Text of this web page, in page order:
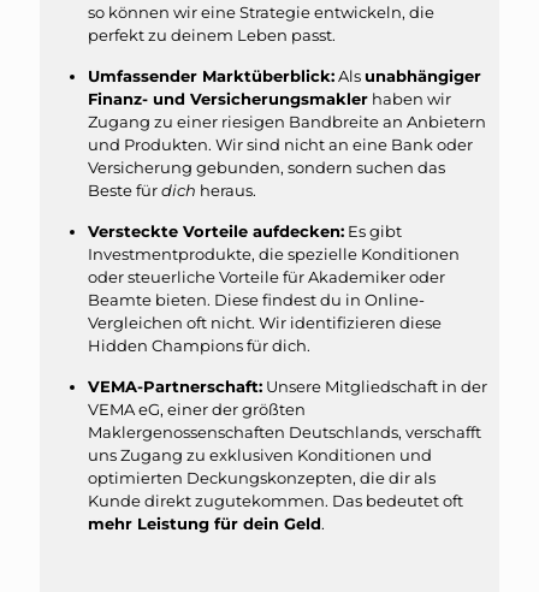
so können wir eine Strategie entwickeln, die
perfekt zu deinem Leben passt.
Umfassender Marktüberblick:Alsunabhängiger
Finanz- und Versicherungsmakler haben wir
Zugang zu einer riesigen Bandbreite an Anbietern
und Produkten. Wir sind nicht an eine Bank oder
Versicherung gebunden, sondern suchen das
Beste fürdich heraus.
Versteckte Vorteile aufdecken: Es gibt
Investmentprodukte, die spezielle Konditionen
oder steuerliche Vorteile für Akademiker oder
Beamte bieten. Diese findest du in Online-
Vergleichen oft nicht. Wir identifizieren diese
Hidden Champions für dich.
VEMA-Partnerschaft: Unsere Mitgliedschaft in der
VEMA eG, einer der größten
Maklergenossenschaften Deutschlands, verschafft
uns Zugang zu exklusiven Konditionen und
optimierten Deckungskonzepten, die dir als
Kunde direkt zugutekommen. Das bedeutet oft
mehr Leistung für dein Geld.